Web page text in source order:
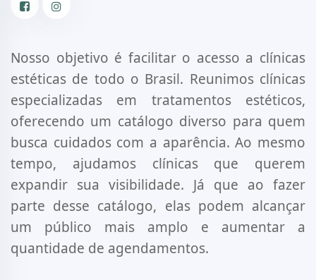
Nosso objetivo é facilitar o acesso a clínicas
estéticas de todo o Brasil. Reunimos clínicas
especializadas em tratamentos estéticos,
oferecendo um catálogo diverso para quem
busca cuidados com a aparência. Ao mesmo
tempo, ajudamos clínicas que querem
expandir sua visibilidade. Já que ao fazer
parte desse catálogo, elas podem alcançar
um público mais amplo e aumentar a
quantidade de agendamentos.